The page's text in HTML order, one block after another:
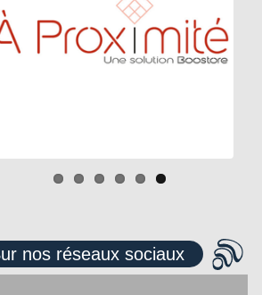
nos réseaux sociaux